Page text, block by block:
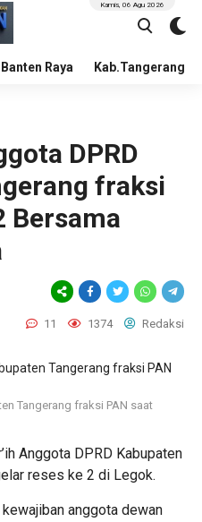
Banten Raya Kab.Tangerang
Kamis, 06 Agu 2026
DPRD
fraksi
Bersama
11 1374 Redaksi
Tangerang fraksi PAN saat
Anggota DPRD Kabupaten
reses ke 2 di Legok.
anggota dewan